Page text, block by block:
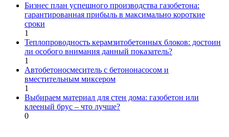
Бизнес план успешного производства газобетона:
гарантированная прибыль в максимально короткие
сроки
1
Теплопроводность керамзитобетонных блоков: достоин
ли особого внимания данный показатель?
1
Автобетоносмеситель с бетононасосом и
вместительным миксером
1
Выбираем материал для стен дома: газобетон или
клееный брус – что лучше?
0